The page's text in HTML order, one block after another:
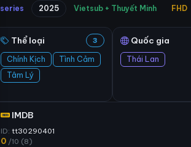
series 2025 Vietsub + Thuyết Minh FHD
Thể loại 3
Chính Kịch
Tình Cảm
Tâm Lý
Quốc gia
Thái Lan
IMDB
ID: tt30290401
0 /10 (8)